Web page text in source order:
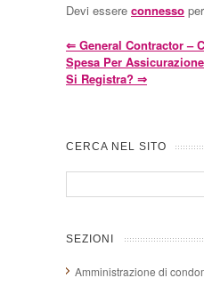
Devi essere connesso
⇐ General Contractor –
Spesa Per
Si Registra? ⇒
CERCA NEL SITO
SEZIONI
Amministrazione di